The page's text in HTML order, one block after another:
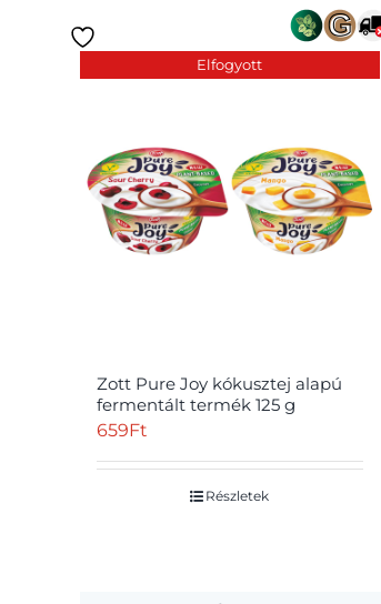
Elfogyott
Zott Pure Joy kókusztej alapú
fermentált termék 125 g
659Ft
Részletek